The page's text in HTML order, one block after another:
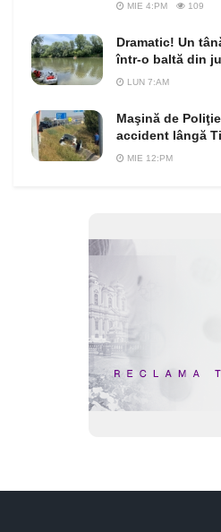
MIE 4:PM 109
Dramatic! Un
într-o baltă din
LUN 7:AM
Maşină de
accident lângă
MIE 12:PM